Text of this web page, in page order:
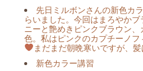
先日ミルボンさんの新色カ
らいました。今回はまろやか
ニーと艶めきピンクブラウン
色。私はピンクのカプチーノ
まだまだ朝晩寒いですが、
新色カラー講習